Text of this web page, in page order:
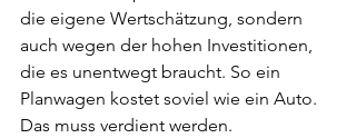
die eigene Wertschätzung, sondern
auch wegen der hohen Investitionen,
die es unentwegt braucht. So ein
Planwagen kostet soviel wie ein Auto.
Das muss verdient werden.